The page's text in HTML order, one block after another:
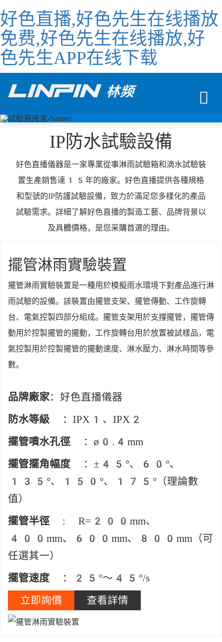
好色直播,好色先生在线播放
免费,好色先生在线播放,好
色先生APP在线下载
IP防水試驗設備
好色直播儀器是一家專業從事淋雨試驗箱和滴水試驗裝
置生產銷售達15年的廠家。好色直播提供各種規格
和型號的IP防護試驗設備，致力於滿足您多樣化的產品
試驗需求。詳細了解好色直播的製造工藝、品牌背景以
及具體價格，是您采購首選的理由。
擺管淋雨實驗裝置
擺管淋雨實驗裝置是一種用於模擬雨水環境下對產品進行淋
雨試驗的設備。該裝置由擺管支架、擺管傳動、工作旋轉
台、電氣控製四部分組成。擺管支架用於支撐擺管，擺管傳
動用於控製擺管的擺動，工作旋轉台用於放置被試樣品，電
氣控製用於控製擺管的擺動速度、淋水壓力、淋水時間等參
數。
品牌廠家：好色直播儀器
防水等級 ：IPX1、IPX2
擺管噴水孔徑 ：ø0.4mm
擺管擺角幅度 ：±45°、60°、
135°、150°、175°（理論數
值）
擺管半徑 : R=200mm、
400mm、600mm、800mm（可
任選其一）
擺管速度 ：25°～45°/s
立即詢價
查看詳情